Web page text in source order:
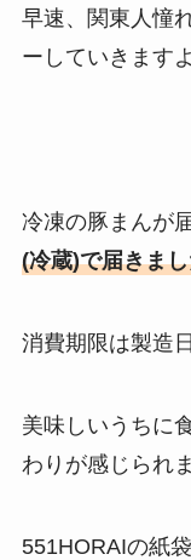
早速、関東人憧
ーしていきます
冷凍の豚まんが
(冷蔵)で届きま
消費期限は製造
美味しいうちに
わりが感じられ
551HORAIの紙